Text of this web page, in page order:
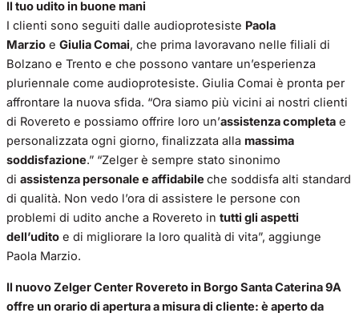
Il tuo udito in buone mani
I clienti sono seguiti dalle audioprotesiste Paola
Marzio e Giulia Comai, che prima lavoravano nelle filiali di
Bolzano e Trento e che possono vantare un’esperienza
pluriennale come audioprotesiste. Giulia Comai è pronta per
affrontare la nuova sfida. “Ora siamo più vicini ai nostri clienti
di Rovereto e possiamo offrire loro un’assistenza completa e
personalizzata ogni giorno, finalizzata alla massima
soddisfazione.” “Zelger è sempre stato sinonimo
di assistenza personale e affidabile che soddisfa alti standard
di qualità. Non vedo l’ora di assistere le persone con
problemi di udito anche a Rovereto in tutti gli aspetti
dell’udito e di migliorare la loro qualità di vita”, aggiunge
Paola Marzio.
Il nuovo Zelger Center Rovereto in Borgo Santa Caterina 9A
offre un orario di apertura a misura di cliente: è aperto da